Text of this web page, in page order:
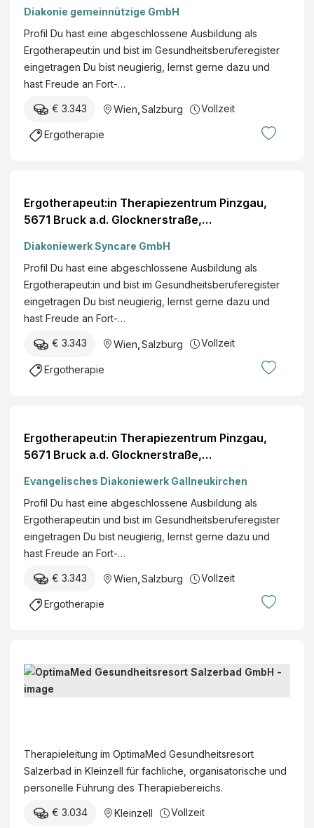
B
t
r
i
e
H
Diakonie gemeinnützige GmbH
Profil Du hast eine abgeschlossene Ausbildung als
Ergotherapeut:in und bist im Gesundheitsberuferegister
eingetragen Du bist neugierig, lernst gerne dazu und
hast Freude an Fort-…
€ 3.343 Wien Salzburg Vollzeit
Ergotherapie
Ergotherapeut:in Therapiezentrum Pinzgau,
5671 Bruck a.d. Glocknerstraße,
Diakoniewerk Syncare GmbH
Profil Du hast eine abgeschlossene Ausbildung als
Ergotherapeut:in und bist im Gesundheitsberuferegister
eingetragen Du bist neugierig, lernst gerne dazu und
hast Freude an Fort-…
€ 3.343 Wien Salzburg Vollzeit
Ergotherapie
Ergotherapeut:in Therapiezentrum Pinzgau,
5671 Bruck a.d. Glocknerstraße,
Evangelisches Diakoniewerk Gallneukirchen
Profil Du hast eine abgeschlossene Ausbildung als
Ergotherapeut:in und bist im Gesundheitsberuferegister
eingetragen Du bist neugierig, lernst gerne dazu und
hast Freude an Fort-…
€ 3.343 Wien Salzburg Vollzeit
Ergotherapie
T
h
p
i
e
t
i
Therapieleitung im OptimaMed Gesundheitsresort
Salzerbad in Kleinzell für fachliche, organisatorische und
personelle Führung des Therapiebereichs.
€ 3.034 Kleinzell Vollzeit